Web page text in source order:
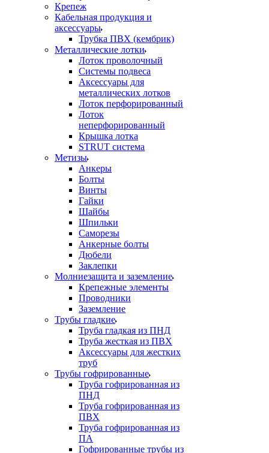
Крепеж
Кабельная продукция и
аксессуары
Трубка ПВХ (кембрик)
Металлические лотки
Лоток проволочный
Системы подвеса
Аксессуары для
металлических лотков
Лоток перфорированный
Лоток
неперфорированный
Крышка лотка
STRUT система
Метизы
Анкеры
Болты
Винты
Гайки
Шайбы
Шпильки
Саморезы
Анкерные болты
Дюбели
Заклепки
Молниезащита и заземление
Крепежные элементы
Проводники
Заземление
Трубы гладкие
Труба гладкая из ПНД
Труба жесткая из ПВХ
Аксессуары для жестких
труб
Трубы гофрированные
Труба гофрированная из
ПНД
Труба гофрированная из
ПВХ
Труба гофрированная из
ПА
Гофрированные трубы из